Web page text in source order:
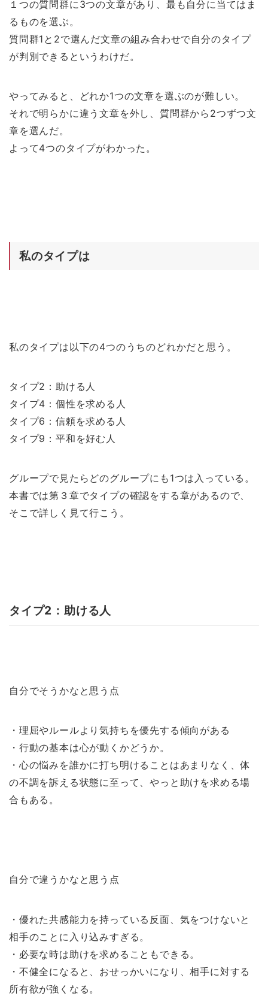
１つの質問群に3つの文章があり、最も自分に当てはま
るものを選ぶ。
質問群1と2で選んだ文章の組み合わせで自分のタイプ
が判別できるというわけだ。
やってみると、どれか1つの文章を選ぶのが難しい。
それで明らかに違う文章を外し、質問群から2つずつ文
章を選んだ。
よって4つのタイプがわかった。
私のタイプは
私のタイプは以下の4つのうちのどれかだと思う。
タイプ2：助ける人
タイプ4：個性を求める人
タイプ6：信頼を求める人
タイプ9：平和を好む人
グループで見たらどのグループにも1つは入っている。
本書では第３章でタイプの確認をする章があるので、
そこで詳しく見て行こう。
タイプ2：助ける人
自分でそうかなと思う点
・理屈やルールより気持ちを優先する傾向がある
・行動の基本は心が動くかどうか。
・心の悩みを誰かに打ち明けることはあまりなく、体
の不調を訴える状態に至って、やっと助けを求める場
合もある。
自分で違うかなと思う点
・優れた共感能力を持っている反面、気をつけないと
相手のことに入り込みすぎる。
・必要な時は助けを求めることもできる。
・不健全になると、おせっかいになり、相手に対する
所有欲が強くなる。